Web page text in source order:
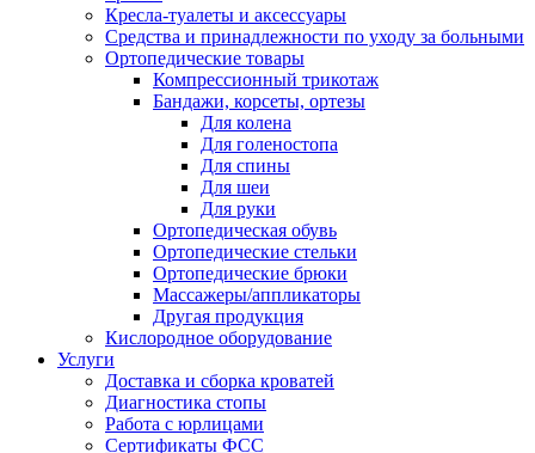
Кресла-туалеты и аксессуары
Средства и принадлежности по уходу за больными
Ортопедические товары
Компрессионный трикотаж
Бандажи, корсеты, ортезы
Для колена
Для голеностопа
Для спины
Для шеи
Для руки
Ортопедическая обувь
Ортопедические стельки
Ортопедические брюки
Массажеры/аппликаторы
Другая продукция
Кислородное оборудование
Услуги
Доставка и сборка кроватей
Диагностика стопы
Работа с юрлицами
Сертификаты ФСС